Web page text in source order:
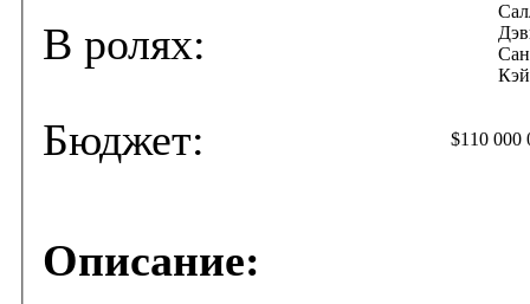
В ролях:
Бюджет: $110 000
Описание: